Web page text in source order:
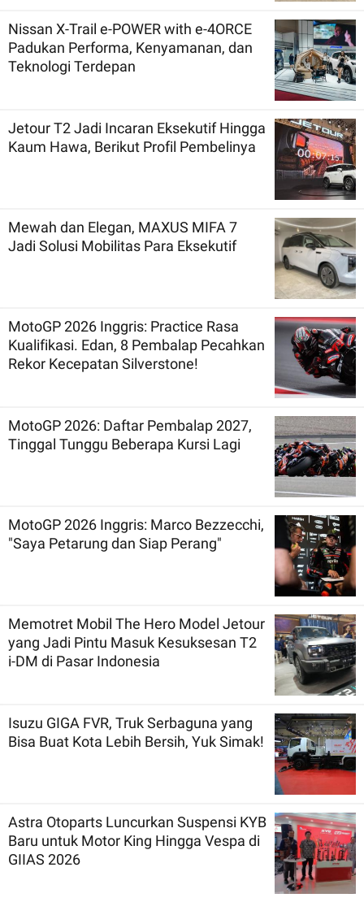
Nissan X-Trail e-POWER with e-4ORCE
Padukan Performa, Kenyamanan, dan
Teknologi Terdepan
Jetour T2 Jadi Incaran Eksekutif Hingga
Kaum Hawa, Berikut Profil Pembelinya
Mewah dan Elegan, MAXUS MIFA 7
Jadi Solusi Mobilitas Para Eksekutif
MotoGP 2026 Inggris: Practice Rasa
Kualifikasi. Edan, 8 Pembalap Pecahkan
Rekor Kecepatan Silverstone!
MotoGP 2026: Daftar Pembalap 2027,
Tinggal Tunggu Beberapa Kursi Lagi
MotoGP 2026 Inggris: Marco Bezzecchi,
"Saya Petarung dan Siap Perang"
Memotret Mobil The Hero Model Jetour
yang Jadi Pintu Masuk Kesuksesan T2
i-DM di Pasar Indonesia
Isuzu GIGA FVR, Truk Serbaguna yang
Bisa Buat Kota Lebih Bersih, Yuk Simak!
Astra Otoparts Luncurkan Suspensi KYB
Baru untuk Motor King Hingga Vespa di
GIIAS 2026